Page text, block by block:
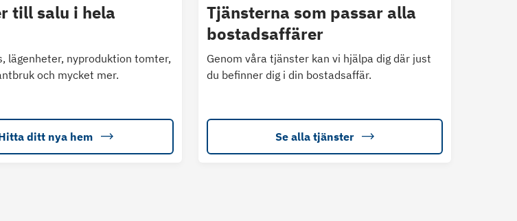
till salu i hela
lägenheter, nyproduktion tomter,
och mycket mer.
ditt nya hem
Tjänsterna som passar alla
bostadsaffärer
Genom våra tjänster kan vi hjälpa dig där just
du befinner dig i din bostadsaffär.
Se alla tjänster